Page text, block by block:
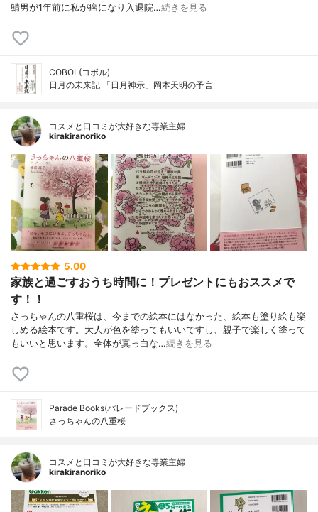
鯖男が1年前に私が癌になり入退院…続きを見る
COBOL(コボル)
日月の未来記 「日月神示」岡本天明の予言
コスメと口コミが大好きな専業主婦
kirakiranoriko
5.00
家族と過ごすおうち時間に！プレゼントにもおススメで
す！！
さっちゃんの八重桜は、今までの絵本にはなかった、絵本も塗り絵も楽
しめる絵本です。大人が色を塗ってもいいですし、親子で楽しく塗って
もいいと思います。全体が真っ白な…続きを見る
Parade Books(パレードブックス)
さっちゃんの八重桜
コスメと口コミが大好きな専業主婦
kirakiranoriko